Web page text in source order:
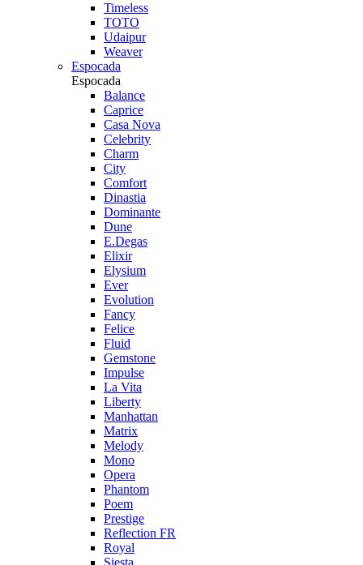
Timeless
TOTO
Udaipur
Weaver
Espocada
Espocada
Balance
Caprice
Casa Nova
Celebrity
Charm
City
Comfort
Dinastia
Dominante
Dune
E.Degas
Elixir
Elysium
Ever
Evolution
Fancy
Felice
Fluid
Gemstone
Impulse
La Vita
Liberty
Manhattan
Matrix
Melody
Mono
Opera
Phantom
Poem
Prestige
Reflection FR
Royal
Siesta